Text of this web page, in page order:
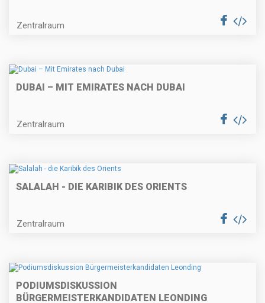
Zentralraum
DUBAI – MIT EMIRATES NACH DUBAI
Zentralraum
SALALAH - DIE KARIBIK DES ORIENTS
Zentralraum
PODIUMSDISKUSSION
BÜRGERMEISTERKANDIDATEN LEONDING